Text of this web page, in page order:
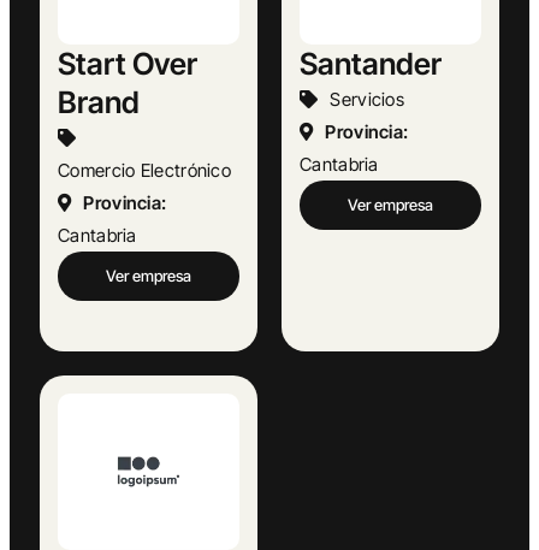
Start Over
Brand
Comercio Electrónico
Provincia:
Cantabria
Ver empresa
Santander
Servicios
Provincia:
Cantabria
Ver empresa